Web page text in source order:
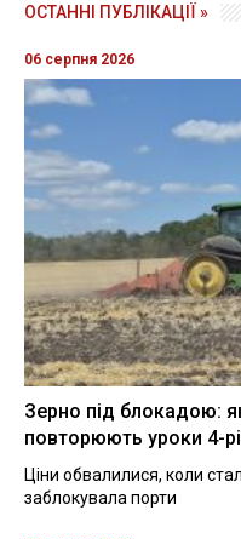
ОСТАННІ ПУБЛІКАЦІЇ »
06 серпня 2026
Зерно під блокадою:
повторюють уроки 4-
Ціни обвалилися, коли
заблокувала порти